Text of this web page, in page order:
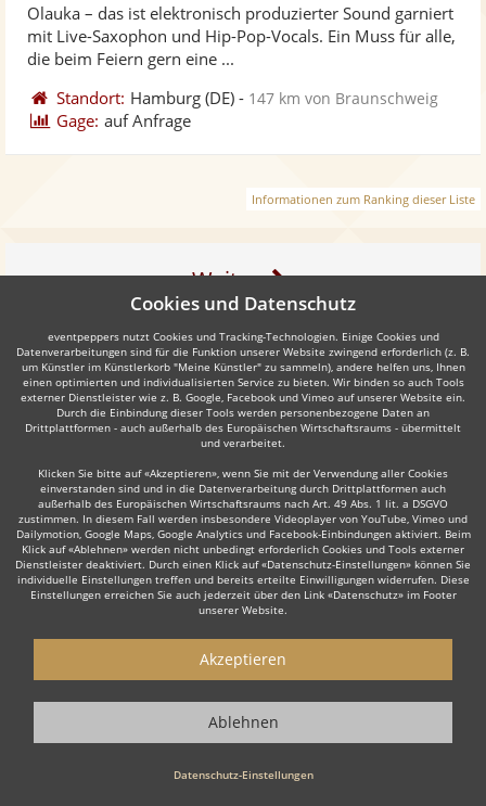
Fotos
Olauka – das ist elektronisch produzierter Sound garniert
mit Live-Saxophon und Hip-Pop-Vocals. Ein Muss für alle,
die beim Feiern gern eine ...
Standort: Hamburg (DE) - 147 km von Braunschweig
Gage: auf Anfrage
Informationen zum Ranking dieser Liste
Weiter
Auch interessant:
Latin DJane Hochzeits DJ Rock Tanz- & Showband
Wie funktioniert's?
Starten Sie mit dem Button 'Kostenlos anfragen' eine Anfrage an die für
Sie interessanten DJs - also z. B. bestimmte Party DJs. Diesen Button
finden Sie auf den jeweiligen Künstler-Profil-Seiten der Discjockeys.
2. Angebote erhalten & Details besprechen
Cookies und Datenschutz
eventpeppers nutzt Cookies und Tracking-Technologien. Einige Cookies und
Datenverarbeitungen sind für die Funktion unserer Website zwingend erforderlich (z. B.
um Künstler im Künstlerkorb "Meine Künstler" zu sammeln), andere helfen uns, Ihnen
einen optimierten und individualisierten Service zu bieten. Wir binden so auch Tools
externer Dienstleister wie z. B. Google, Facebook und Vimeo auf unserer Website ein.
Durch die Einbindung dieser Tools werden personenbezogene Daten an
Drittplattformen - auch außerhalb des Europäischen Wirtschaftsraums - übermittelt
und verarbeitet.
Klicken Sie bitte auf «Akzeptieren», wenn Sie mit der Verwendung aller Cookies
einverstanden sind und in die Datenverarbeitung durch Drittplattformen auch
außerhalb des Europäischen Wirtschaftsraums nach Art. 49 Abs. 1 lit. a DSGVO
zustimmen. In diesem Fall werden insbesondere Videoplayer von YouTube, Vimeo und
Dailymotion, Google Maps, Google Analytics und Facebook-Einbindungen aktiviert. Beim
Klick auf «Ablehnen» werden nicht unbedingt erforderlich Cookies und Tools externer
Dienstleister deaktiviert. Durch einen Klick auf «Datenschutz-Einstellungen» können Sie
individuelle Einstellungen treffen und bereits erteilte Einwilligungen widerrufen. Diese
Einstellungen erreichen Sie auch jederzeit über den Link «Datenschutz» im Footer
unserer Website.
Datenschutz-Einstellungen
Akzeptieren
Ablehnen